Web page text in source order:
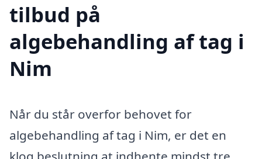
tilbud på
algebehandling af tag i
Nim
Når du står overfor behovet for
algebehandling af tag i Nim, er det en